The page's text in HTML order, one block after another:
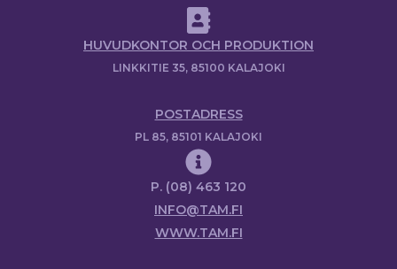
HUVUDKONTOR OCH PRODUKTION
LINKKITIE 35, 85100 KALAJOKI
POSTADRESS
PL 85, 85101 KALAJOKI
P. (08) 463 120
INFO@TAM.FI
WWW.TAM.FI